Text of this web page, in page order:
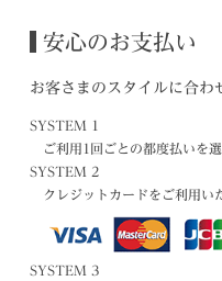
安心のお支払い
お客さまのスタイルに合わ
SYSTEM 1
ご利用1回ごとの都度払いを
SYSTEM 2
クレジットカードをご利用い
SYSTEM 3